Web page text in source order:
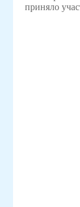
приняло